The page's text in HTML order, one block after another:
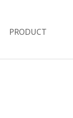
PRODUCT